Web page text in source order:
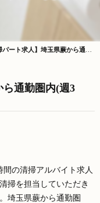
ト求人】埼玉県蕨から通勤圏内(週3日・1日4時間)
ら通勤圏内(週3
の清掃アルバイト求人
掃を担当していただき
埼玉県蕨から通勤圏